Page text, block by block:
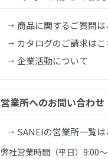
商品に関するご質問は
カタログのご請求はこ
企業活動について
営業所へのお問い合わせ
SANEIの営業所一覧は
弊社営業時間（平日）9:00